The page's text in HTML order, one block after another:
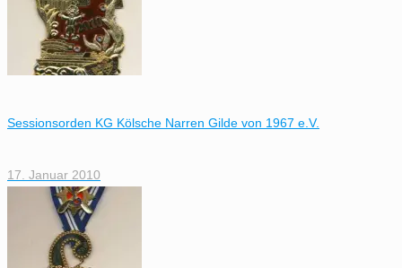
Sessionsorden KG Kölsche Narren Gilde von 1967 e.V.
17. Januar 2010